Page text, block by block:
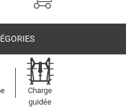
Charge
guidée